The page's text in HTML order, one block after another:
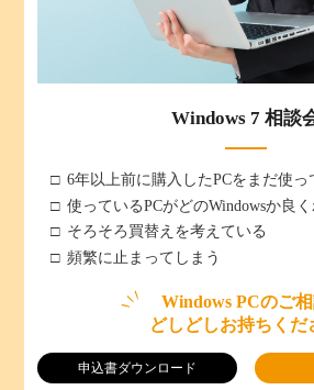
Windows 7 相談
6年以上前に購入したPCをまだ使っ
使っているPCがどのWindowsか良く
そろそろ買替えを考えている
頻繁に止まってしまう
Windows PCのご
どしどしお持ちくだ
申込書ダウンロード